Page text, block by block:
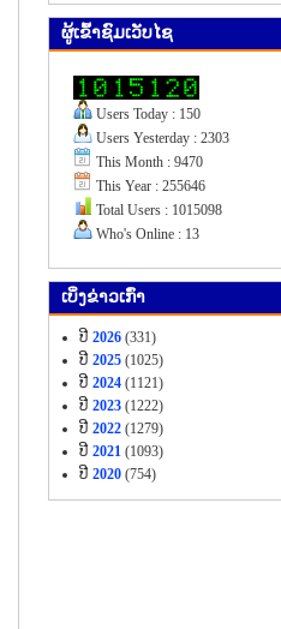
ຜູ້​ເຂົ້າ​ຊົມ​ເວັບ​ໄຊ
Users Today : 150
Users Yesterday : 2303
This Month : 9470
This Year : 255646
Total Users : 1015098
Who's Online : 13
ເບິ່ງ​ຂ່າວ​ເກົ່າ
ປີ 2026 (331)
ປີ 2025 (1025)
ປີ 2024 (1121)
ປີ 2023 (1222)
ປີ 2022 (1279)
ປີ 2021 (1093)
ປີ 2020 (754)